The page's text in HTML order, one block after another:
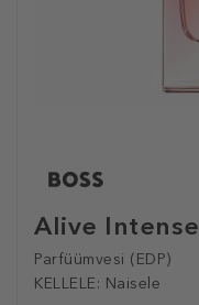
Alive Intense
Parfüümvesi (EDP)
KELLELE: Naisele